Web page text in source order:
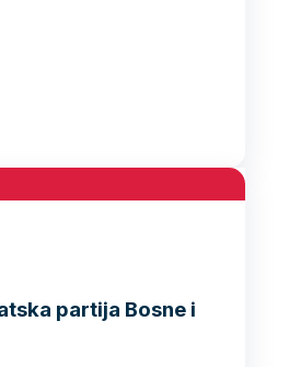
partija Bosne i